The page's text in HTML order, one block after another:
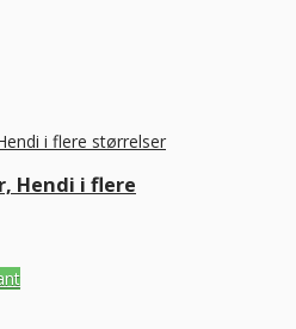
Hendi i flere